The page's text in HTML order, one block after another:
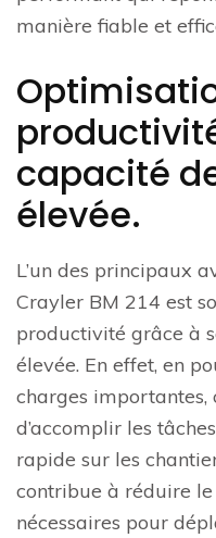
manière fiable et
capacité
élevée.
L’un des principaux
Crayler BM 214 est
productivité grâce à
élevée. En effet, en
charges
d’accomplir les
rapide sur les
contribue à réduire le
nécessaires pour